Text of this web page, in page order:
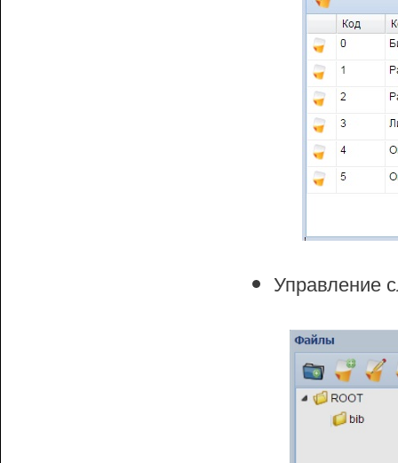
Управление